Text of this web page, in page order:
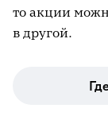
то акции
в другой.